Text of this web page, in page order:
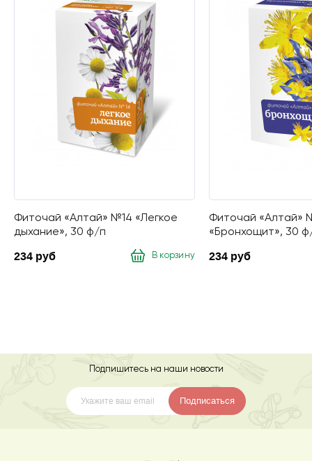
Фиточай «Алтай» №14 «Легкое
дыхание», 30 ф/п
234 руб В корзину
Фиточай «Алтай»
«Бронхощит», 30
234 руб
Подпишитесь на наши новости
Подписаться